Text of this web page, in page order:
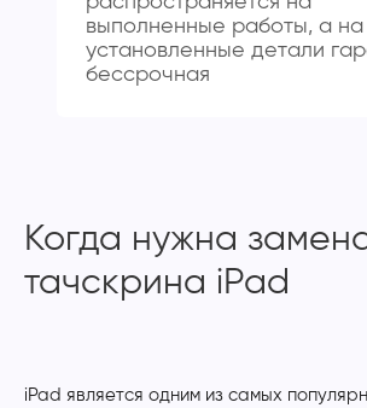
выполненные работы, а на
установленные детали
бессрочная
Когда нужна
тачскрина iPad
iPad является одним из самых